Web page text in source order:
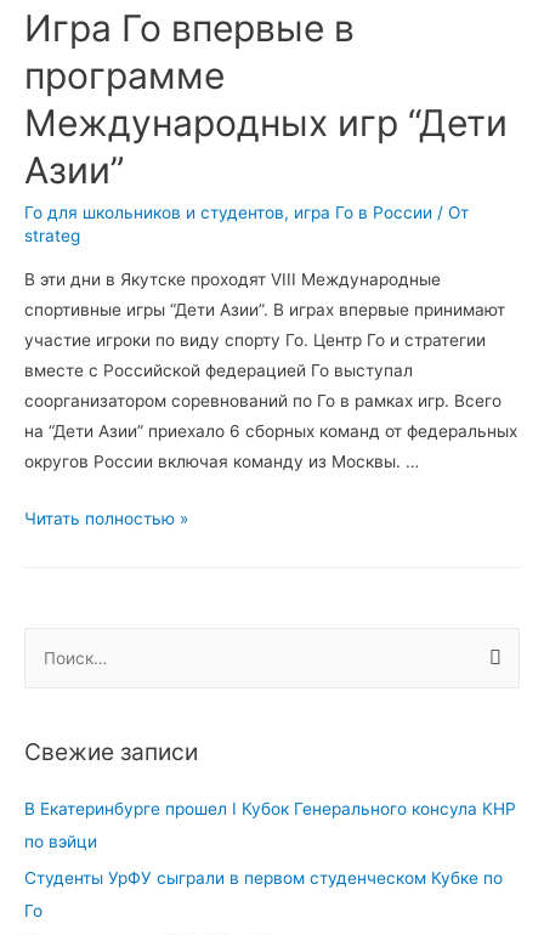
Игра Го впервые в
программе
Международных игр “Дети
Азии”
Го для школьников и студентов, игра Го в России / От
strateg
В эти дни в Якутске проходят VIII Международные
спортивные игры “Дети Азии”. В играх впервые принимают
участие игроки по виду спорту Го. Центр Го и стратегии
вместе с Российской федерацией Го выступал
соорганизатором соревнований по Го в рамках игр. Всего
на “Дети Азии” приехало 6 сборных команд от федеральных
округов России включая команду из Москвы. …
Игра
Международных
Азии”
Читать полностью »
т
:
Свежие записи
В Екатеринбурге прошел I Кубок Генерального консула КНР
по вэйци
Студенты УрФУ сыграли в первом студенческом Кубке по
Го